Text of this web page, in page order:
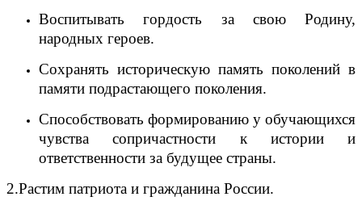
Воспитывать гордость за свою Родину,
народных героев.
Сохранять историческую память поколений в
памяти подрастающего поколения.
Способствовать формированию у обучающихся
чувства сопричастности к истории и
ответственности за будущее страны.
2.Растим патриота и гражданина России.